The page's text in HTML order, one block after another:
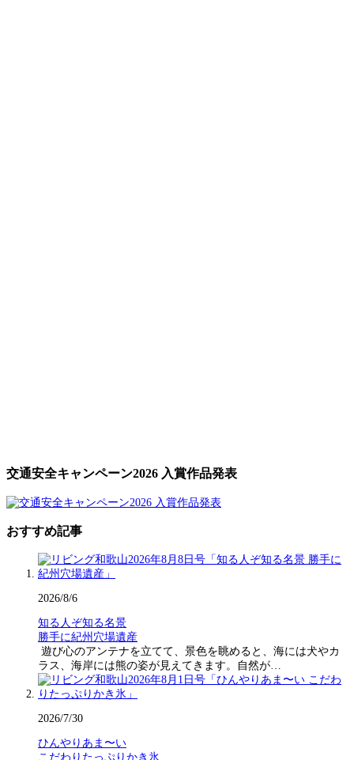
交通安全キャンペーン2026 入賞作品発表
おすすめ記事
2026/8/6
知る人ぞ知る名景
勝手に紀州穴場遺産
遊び心のアンテナを立てて、景色を眺めると、海には犬やカ
ラス、海岸には熊の姿が見えてきます。自然が…
2026/7/30
ひんやりあま〜い
こだわりたっぷりかき氷